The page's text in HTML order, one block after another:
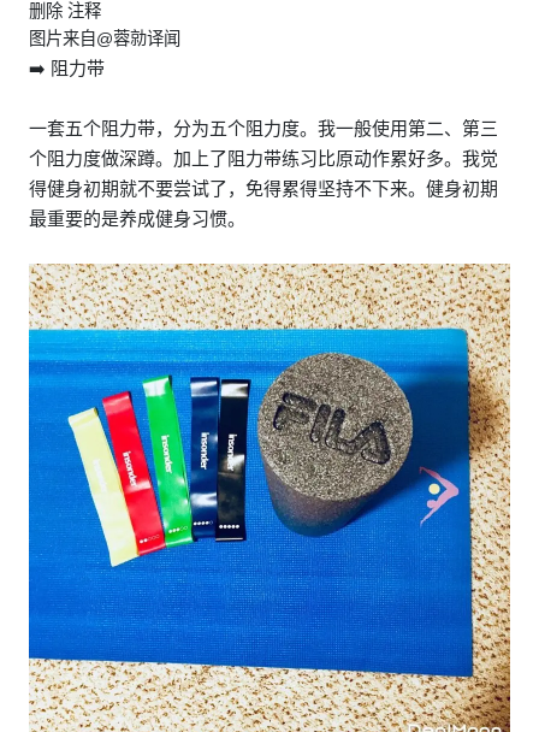
删除 注释
图片来自@蓉勍译闻
➡️ 阻力带
一套五个阻力带，分为五个阻力度。我一般使用第二、第三
个阻力度做深蹲。加上了阻力带练习比原动作累好多。我觉
得健身初期就不要尝试了，免得累得坚持不下来。健身初期
最重要的是养成健身习惯。